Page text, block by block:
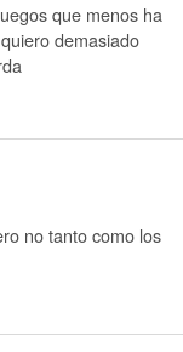
que menos ha
demasiado
no tanto como los